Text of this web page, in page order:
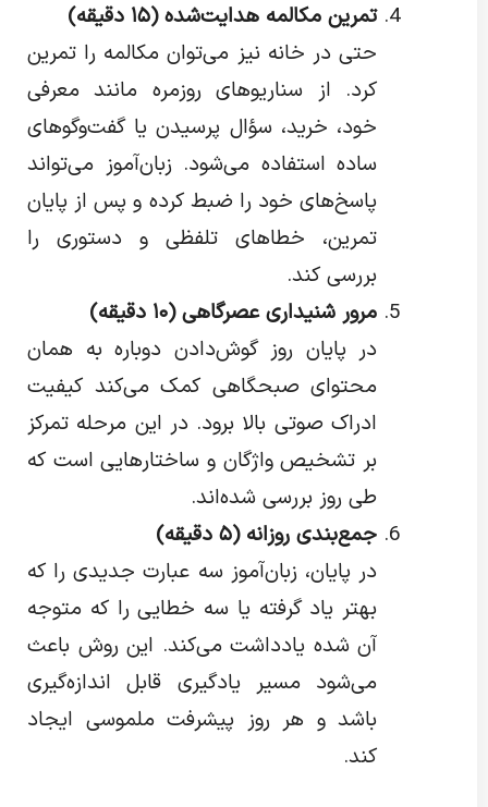
تمرین مکالمه هدایت‌شده (۱۵دقیقه)
حتی در خانه نیز می‌توان مکالمه را تمرین
کرد. از سناریوهای روزمره مانند معرفی
خود، خرید، سؤال پرسیدن یا گفت‌وگوهای
ساده استفاده می‌شود. زبان‌آموز می‌تواند
پاسخ‌های خود را ضبط کرده و پس از پایان
تمرین، خطاهای تلفظی و دستوری را
بررسی کند.
مرور شنیداری عصرگاهی (۱۰دقیقه)
در پایان روز گوش‌دادن دوباره به همان
محتوای صبحگاهی کمک می‌کند کیفیت
ادراک صوتی بالا برود. در این مرحله تمرکز
بر تشخیص واژگان و ساختارهایی است که
طی روز بررسی شده‌اند.
جمع‌بندی روزانه ( ۵دقیقه)
در پایان، زبان‌آموز سه عبارت جدیدی را که
بهتر یاد گرفته یا سه خطایی را که متوجه
آن شده یادداشت می‌کند. این روش باعث
می‌شود مسیر یادگیری قابل اندازه‌گیری
باشد و هر روز پیشرفت ملموسی ایجاد
کند.